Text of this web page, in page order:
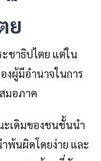
ย
ชาธิปไตย แต่ใน
งผู้มีอำนาจในการ
มอภาค
ะเดิมของชนชั้นนำ
พ้นผิดโดยง่าย และ